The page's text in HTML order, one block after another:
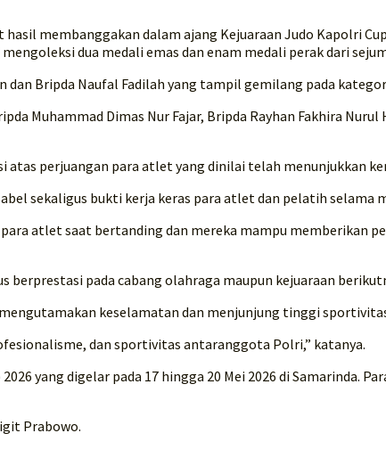
membanggakan dalam ajang Kejuaraan Judo Kapolri
dua medali emas dan enam medali perak dari
dan Bripda Naufal Fadilah yang tampil gemilang pada
Muhammad Dimas Nur Fajar, Bripda Rayhan Fakhira
perjuangan para atlet yang dinilai telah menunjukkan
sekaligus bukti kerja keras para atlet dan pelatih selama
atlet saat bertanding dan mereka mampu memberikan
pada cabang olahraga maupun kejuaraan
keselamatan dan menjunjung tinggi
dan sportivitas antaranggota Polri,” katanya.
yang digelar pada 17 hingga 20 Mei 2026 di Samarinda.
Prabowo.